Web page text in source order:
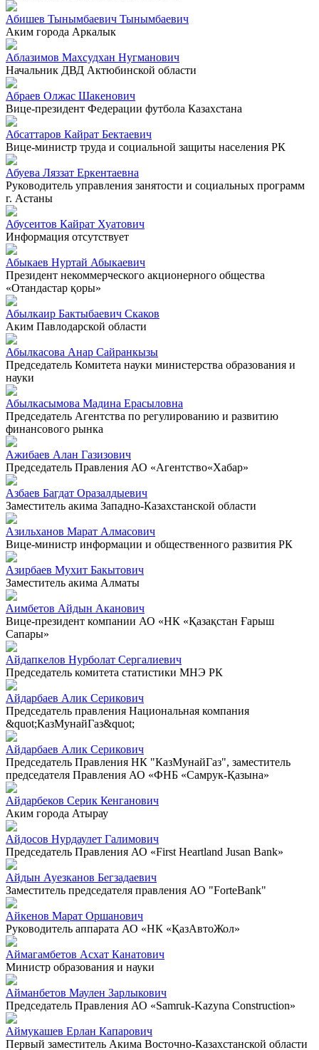
Абишев Тынымбаевич Тынымбаевич
Аким города Аркалык
Аблазимов Махсудхан Нугманович
Начальник ДВД Актюбинской области
Абраев Олжас Шакенович
Вице-президент Федерации футбола Казахстана
Абсаттаров Кайрат Бектаевич
Вице-министр труда и социальной защиты населения РК
Абуева Ляззат Еркентаевна
Руководитель управления занятости и социальных программ
г. Астаны
Абусеитов Кайрат Хуатович
Информация отсутствует
Абыкаев Нуртай Абыкаевич
Президент некоммерческого акционерного общества
«Отандастар қоры»
Абылкаир Бактыбаевич Скаков
Аким Павлодарской области
Абылкасова Анар Сайранкызы
Председатель Комитета науки министерства образования и
науки
Абылкасымова Мадина Ерасыловна
Председатель Агентства по регулированию и развитию
финансового рынка
Ажибаев Алан Газизович
Председатель Правления АО «Агентство«Хабар»
Азбаев Багдат Оразалдыевич
Заместитель акима Западно-Казахстанской области
Азильханов Марат Алмасович
Вице-министр информации и общественного развития РК
Азирбаев Мухит Бакытович
Заместитель акима Алматы
Аимбетов Айдын Аканович
Вице-президент компании АО «НК «Қазақстан Ғарыш
Сапары»
Айдапкелов Нурболат Сергалиевич
Председатель комитета статистики МНЭ РК
Айдарбаев Алик Серикович
Председатель правления Национальная компания
&quot;КазМунайГаз&quot;
Айдарбаев Алик Серикович
Председатель Правления НК "КазМунайГаз", заместитель
председателя Правления АО «ФНБ «Самрук-Қазына»
Айдарбеков Серик Кенганович
Аким города Атырау
Айдосов Нурдаулет Галимович
Председатель Правления АО «First Heartland Jusan Bank»
Айдын Ауезканов Бегзадаевич
Заместитель председателя правления АО "ForteBank"
Айкенов Марат Оршанович
Руководитель аппарата АО «НК «ҚазАвтоЖол»
Аймагамбетов Асхат Канатович
Министр образования и науки
Айманбетов Маулен Зарлыкович
Председатель Правления АО «Samruk-Kazyna Construction»
Аймукашев Ерлан Капарович
Первый заместитель Акима Восточно-Казахстанской области